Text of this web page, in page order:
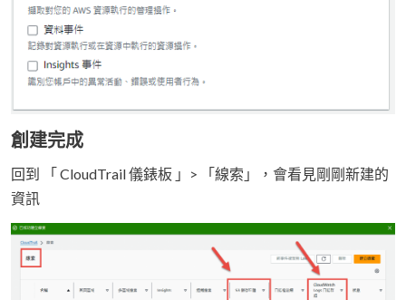
創建完成
回到 「 CloudTrail 儀錶板 」> 「線索」，會看見剛剛新建的
資訊